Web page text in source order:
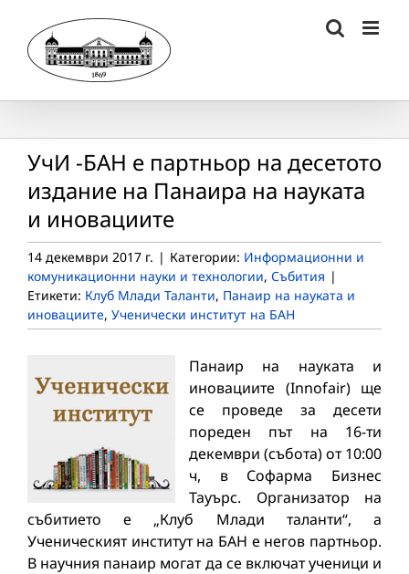
content
УчИ -БАН е партньор на десетото
издание на Панаира на науката
и иновациите
14 декември 2017 г. | Категории: Информационни и
комуникационни науки и технологии, Събития |
Етикети: Клуб Млади Таланти, Панаир на науката и
иновациите, Ученически институт на БАН
Панаир на науката и
иновациите (Innofair) ще
се проведе за десети
пореден път на 16-ти
декември (събота) от 10:00
ч, в Софарма Бизнес
Тауърс. Организатор на
събитието е „Клуб Млади таланти“, а
Ученическият институт на БАН е негов партньор.
В научния панаир могат да се включат ученици и